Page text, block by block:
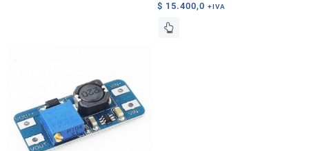
$ 15.400,0 +IVA
Este